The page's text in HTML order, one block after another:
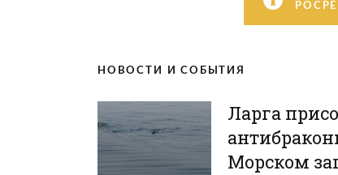
НОВОСТИ И СОБЫТИЯ
Ларга
Морском